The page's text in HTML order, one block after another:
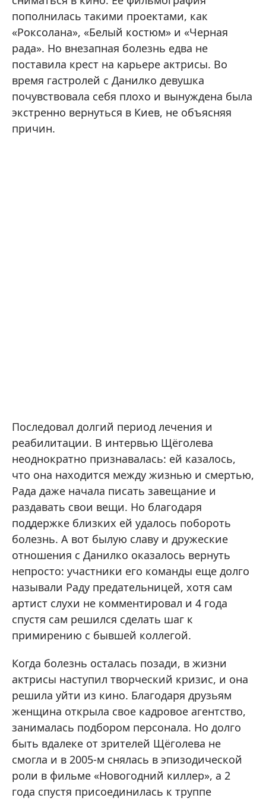
пополнилась такими проектами, как
«Роксолана», «Белый костюм» и «Черная
рада». Но внезапная болезнь едва не
поставила крест на карьере актрисы. Во
время гастролей с Данилко девушка
почувствовала себя плохо и вынуждена была
экстренно вернуться в Киев, не объясняя
причин.
Последовал долгий период лечения и
реабилитации. В интервью Щёголева
неоднократно признавалась: ей казалось,
что она находится между жизнью и смертью,
Рада даже начала писать завещание и
раздавать свои вещи. Но благодаря
поддержке близких ей удалось побороть
болезнь. А вот былую славу и дружеские
отношения с Данилко оказалось вернуть
непросто: участники его команды еще долго
называли Раду предательницей, хотя сам
артист слухи не комментировал и 4 года
спустя сам решился сделать шаг к
примирению с бывшей коллегой.
Когда болезнь осталась позади, в жизни
актрисы наступил творческий кризис, и она
решила уйти из кино. Благодаря друзьям
женщина открыла свое кадровое агентство,
занималась подбором персонала. Но долго
быть вдалеке от зрителей Щёголева не
смогла и в 2005-м снялась в эпизодической
роли в фильме «Новогодний киллер», а 2
года спустя присоединилась к труппе